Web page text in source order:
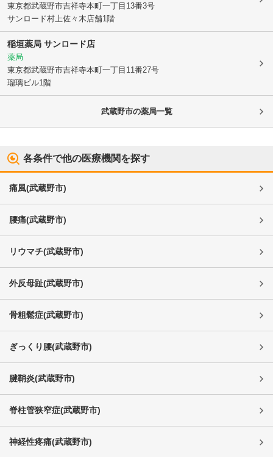
東京都武蔵野市吉祥寺本町一丁目13番3号
サンロード村上佐々木店舗1階
稲垣薬局 サンロード店
薬局
東京都武蔵野市吉祥寺本町一丁目11番27号
瑠璃ビル1階
武蔵野市の薬局一覧
各条件で他の医療機関を探す
痛風(武蔵野市)
腰痛(武蔵野市)
リウマチ(武蔵野市)
外反母趾(武蔵野市)
骨粗鬆症(武蔵野市)
ぎっくり腰(武蔵野市)
腱鞘炎(武蔵野市)
脊柱管狭窄症(武蔵野市)
神経性疼痛(武蔵野市)